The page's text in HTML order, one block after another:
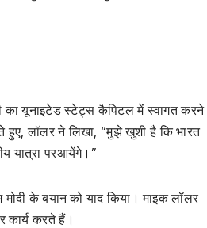
का यूनाइटेड स्टेट्स कैपिटल में स्वागत करने
लॉलर ने लिखा, “मुझे खुशी है कि भारत
यात्रा परआयेंगे।”
के बयान को याद किया। माइक लॉलर
कार्य करते हैं।